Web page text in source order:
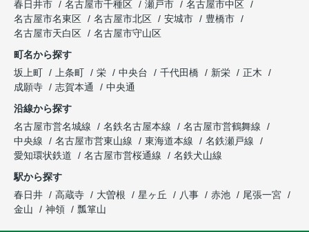
春日井市
名古屋市千種区 瀬戸市
名古屋市中区
名古屋市名東区
名古屋市北区 安城市
豊橋市
名古屋市天白区
名古屋市守山区
町名から探す
坂上町
上条町 栄 中央台 千代田橋 新栄
正木
成願寺
志賀本通
中央通
沿線から探す
名古屋市営名城線
名鉄名古屋本線
名古屋市営鶴舞線
中央線
名古屋市営東山線 東海道本線
名鉄瀬戸線
愛知環状鉄道
名古屋市営桜通線
名鉄犬山線
駅から探す
春日井
高蔵寺 大曽根 星ヶ丘 八事 赤池
尾張一宮
金山
神領 瓢箪山